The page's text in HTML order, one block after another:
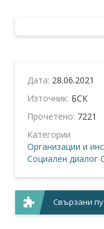
Дата: 28.06.2021
Източник: БСК
Прочетено: 7221
Категории
Организации и
Социален диалог
Свързани